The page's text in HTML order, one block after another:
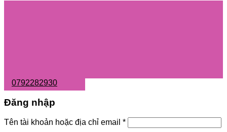
0792282930
Đăng nhập
Tên tài khoản hoặc địa chỉ email *